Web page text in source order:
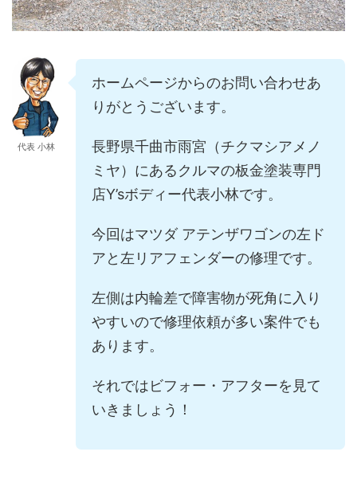
代表 小林
ホームページからのお問い合わせあ
りがとうございます。
長野県千曲市雨宮（チクマシアメノ
ミヤ）にあるクルマの板金塗装専門
店Y’sボディー代表小林です。
今回はマツダ アテンザワゴンの左ド
アと左リアフェンダーの修理です。
左側は内輪差で障害物が死角に入り
やすいので修理依頼が多い案件でも
あります。
それではビフォー・アフターを見て
いきましょう！